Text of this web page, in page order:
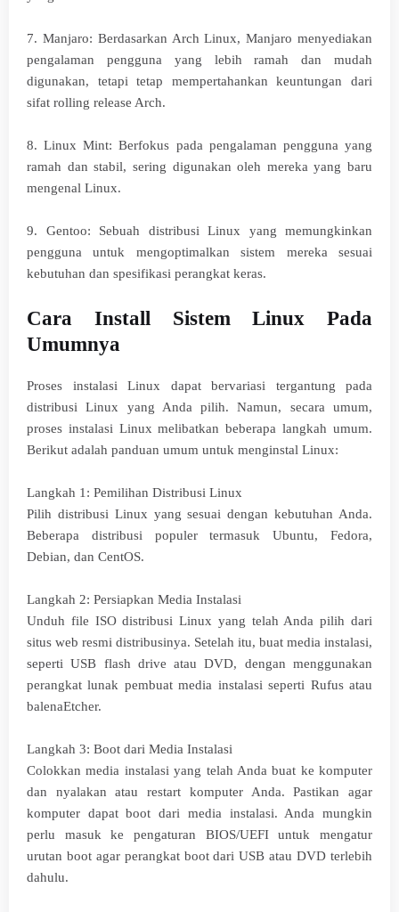
7. Manjaro: Berdasarkan Arch Linux, Manjaro menyediakan
pengalaman pengguna yang lebih ramah dan mudah
digunakan, tetapi tetap mempertahankan keuntungan dari
sifat rolling release Arch.
8. Linux Mint: Berfokus pada pengalaman pengguna yang
ramah dan stabil, sering digunakan oleh mereka yang baru
mengenal Linux.
9. Gentoo: Sebuah distribusi Linux yang memungkinkan
pengguna untuk mengoptimalkan sistem mereka sesuai
kebutuhan dan spesifikasi perangkat keras.
Cara Install Sistem Linux Pada
Umumnya
Proses instalasi Linux dapat bervariasi tergantung pada
distribusi Linux yang Anda pilih. Namun, secara umum,
proses instalasi Linux melibatkan beberapa langkah umum.
Berikut adalah panduan umum untuk menginstal Linux:
Langkah 1: Pemilihan Distribusi Linux
Pilih distribusi Linux yang sesuai dengan kebutuhan Anda.
Beberapa distribusi populer termasuk Ubuntu, Fedora,
Debian, dan CentOS.
Langkah 2: Persiapkan Media Instalasi
Unduh file ISO distribusi Linux yang telah Anda pilih dari
situs web resmi distribusinya. Setelah itu, buat media instalasi,
seperti USB flash drive atau DVD, dengan menggunakan
perangkat lunak pembuat media instalasi seperti Rufus atau
balenaEtcher.
Langkah 3: Boot dari Media Instalasi
Colokkan media instalasi yang telah Anda buat ke komputer
dan nyalakan atau restart komputer Anda. Pastikan agar
komputer dapat boot dari media instalasi. Anda mungkin
perlu masuk ke pengaturan BIOS/UEFI untuk mengatur
urutan boot agar perangkat boot dari USB atau DVD terlebih
dahulu.